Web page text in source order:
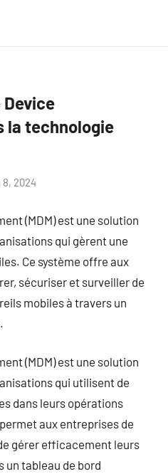
Device
la technologie
8, 2024
(MDM) est une solution
qui gèrent une
Ce système offre aux
sécuriser et surveiller de
mobiles à travers un
(MDM) est une solution
qui utilisent de
dans leurs opérations
aux entreprises de
gérer efficacement leurs
un tableau de bord